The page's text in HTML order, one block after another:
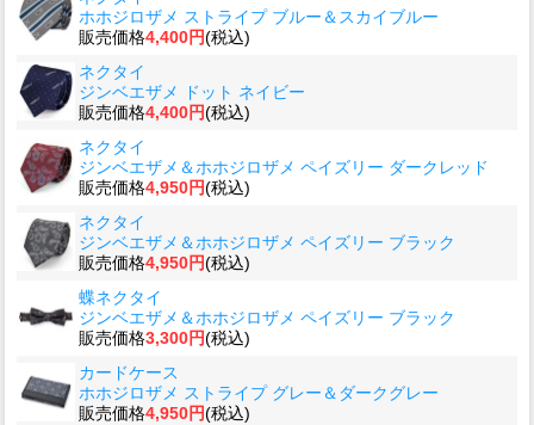
ホホジロザメ ストライプ ブルー＆スカイブルー
販売価格4,400円(税込)
ネクタイ
ジンベエザメ ドット ネイビー
販売価格4,400円(税込)
ネクタイ
ジンベエザメ＆ホホジロザメ ペイズリー ダークレッド
販売価格4,950円(税込)
ネクタイ
ジンベエザメ＆ホホジロザメ ペイズリー ブラック
販売価格4,950円(税込)
蝶ネクタイ
ジンベエザメ＆ホホジロザメ ペイズリー ブラック
販売価格3,300円(税込)
カードケース
ホホジロザメ ストライプ グレー＆ダークグレー
販売価格4,950円(税込)